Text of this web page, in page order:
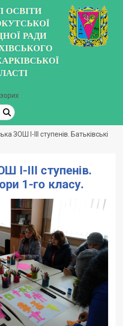
ОСВІТИ
РАДИ
ЗОШ І-ІІІ ступенів. Батьківські
І-ІІІ ступенів.
1-го класу.